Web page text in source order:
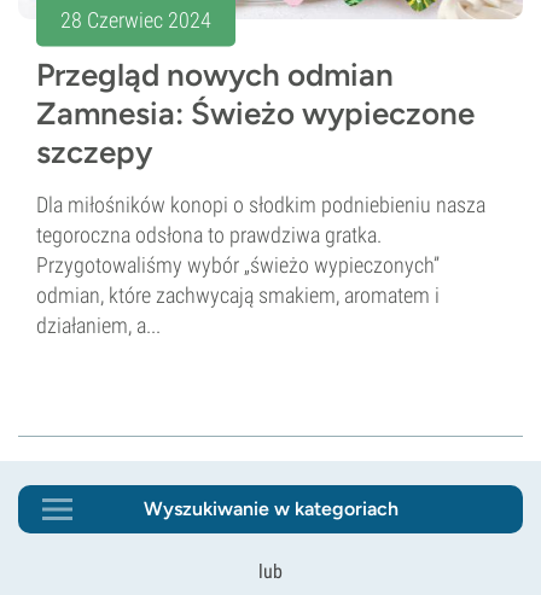
28 Czerwiec 2024
Przegląd nowych odmian
Zamnesia: Świeżo wypieczone
szczepy
Dla miłośników konopi o słodkim podniebieniu nasza
tegoroczna odsłona to prawdziwa gratka.
Przygotowaliśmy wybór „świeżo wypieczonych”
odmian, które zachwycają smakiem, aromatem i
działaniem, a...
Wyszukiwanie w kategoriach
lub